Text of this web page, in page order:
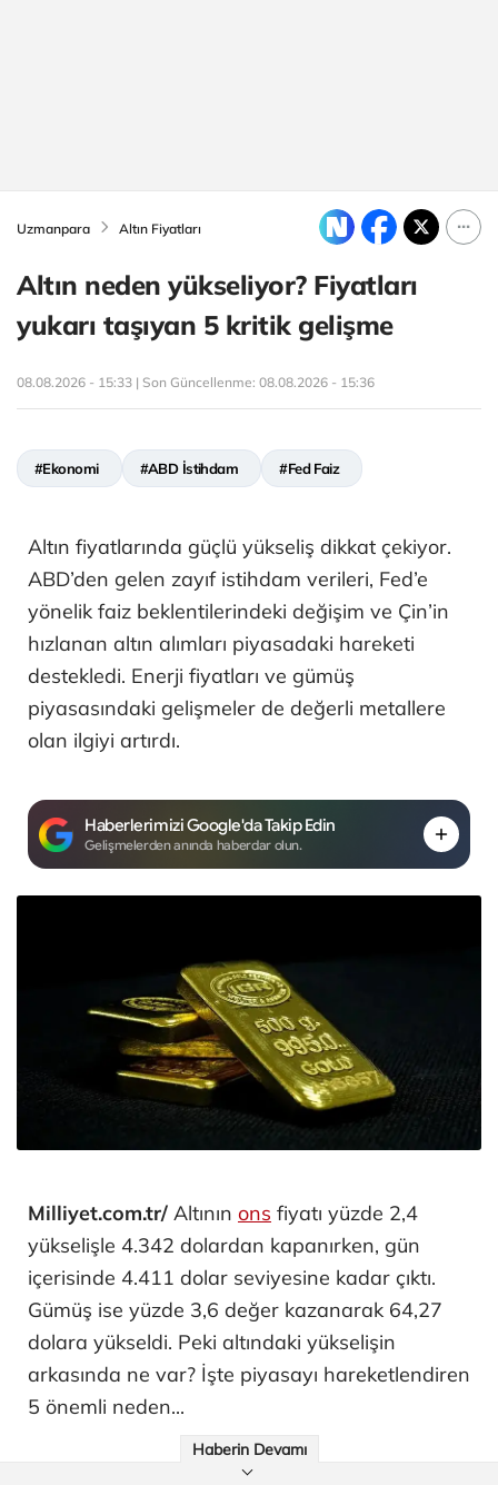
Uzmanpara Altın Fiyatları
Altın neden yükseliyor? Fiyatları
yukarı taşıyan 5 kritik gelişme
08.08.2026 - 15:33 | Son Güncellenme: 08.08.2026 - 15:36
#Ekonomi #ABD İstihdam #Fed Faiz
Altın fiyatlarında güçlü yükseliş dikkat çekiyor.
ABD’den gelen zayıf istihdam verileri, Fed’e
yönelik faiz beklentilerindeki değişim ve Çin’in
hızlanan altın alımları piyasadaki hareketi
destekledi. Enerji fiyatları ve gümüş
piyasasındaki gelişmeler de değerli metallere
olan ilgiyi artırdı.
Haberlerimizi Google'da Takip Edin
Gelişmelerden anında haberdar olun.
Milliyet.com.tr/ Altının ons fiyatı yüzde 2,4
yükselişle 4.342 dolardan kapanırken, gün
içerisinde 4.411 dolar seviyesine kadar çıktı.
Gümüş ise yüzde 3,6 değer kazanarak 64,27
dolara yükseldi. Peki altındaki yükselişin
arkasında ne var? İşte piyasayı hareketlendiren
5 önemli neden...
Haberin Devamı